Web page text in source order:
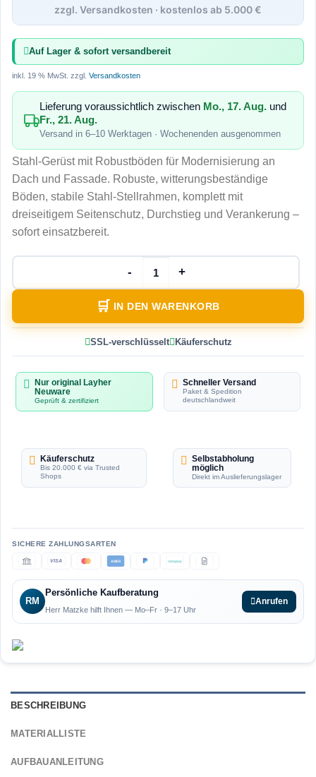
zzgl. Versandkosten · kostenlos ab 5.000 €
Auf Lager & sofort versandbereit
inkl. 19 % MwSt. zzgl. Versandkosten
Lieferung voraussichtlich zwischen Mo., 17. Aug. und
Fr., 21. Aug.
Versand in 6–10 Werktagen · Wochenenden ausgenommen
Stahl-Gerüst mit Robustböden für Modernisierung an
Dach und Fassade. Robuste, witterungsbeständige
Böden, stabile Stahl-Stellrahmen, komplett mit
dreiseitigem Seitenschutz, Durchstieg und Verankerung –
sofort einsatzbereit.
IN DEN WARENKORB
SSL-verschlüsselt Käuferschutz
Nur original Layher
Neuware
Geprüft & zertifiziert
Schneller Versand
Paket & Spedition
deutschlandweit
Käuferschutz
Bis 20.000 € via Trusted
Shops
Selbstabholung
möglich
Direkt im Auslieferungslager
VISA AMEX ratepay
RM
Persönliche Kaufberatung
Herr Matzke hilft Ihnen — Mo–Fr · 9–17 Uhr
Anrufen
BESCHREIBUNG
MATERIALLISTE
AUFBAUANLEITUNG